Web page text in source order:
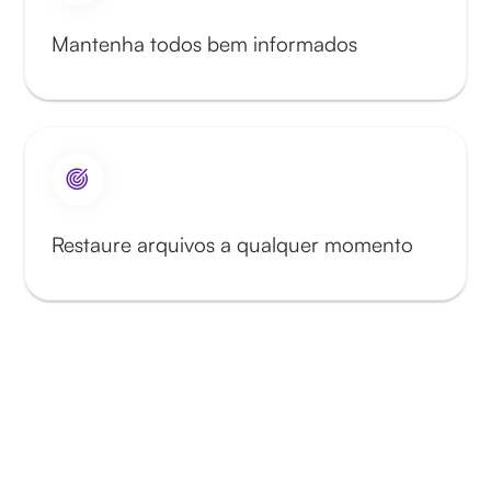
Mantenha todos bem informados
Restaure arquivos a qualquer momento